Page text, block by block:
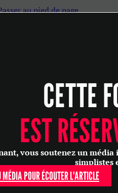
au pied de page
CETTE
EST
vous soutenez un
simplistes
POUR ÉCOUTER L'ARTICLE